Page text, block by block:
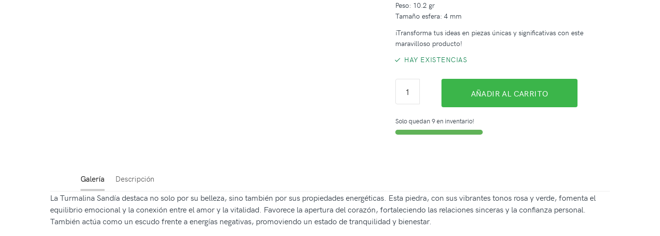
Peso: 10.2 gr
Tamaño esfera: 4 mm
¡Transforma tus ideas en piezas únicas y significativas con este
maravilloso producto!
HAY EXISTENCIAS
AÑADIR AL CARRITO
Solo quedan 9 en inventario!
Galería Descripción
La Turmalina Sandía destaca no solo por su belleza, sino también por sus propiedades energéticas. Esta piedra, con sus vibrantes tonos rosa y verde, fomenta el
equilibrio emocional y la conexión entre el amor y la vitalidad. Favorece la apertura del corazón, fortaleciendo las relaciones sinceras y la confianza personal.
También actúa como un escudo frente a energías negativas, promoviendo un estado de tranquilidad y bienestar.